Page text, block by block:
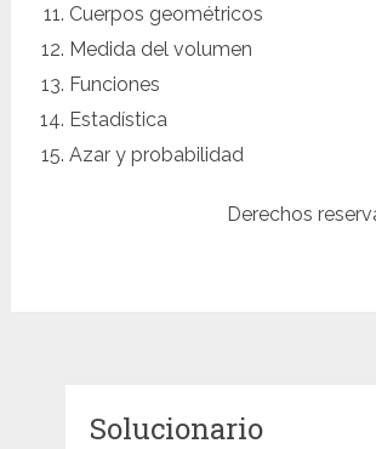
Cuerpos geométricos
Medida del volumen
Funciones
Estadística
Azar y probabilidad
Derechos
Solucionario